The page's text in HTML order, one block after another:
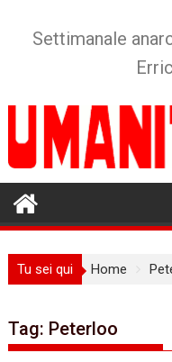
Settimanale
Tu sei qui Home
Tag: Peterloo